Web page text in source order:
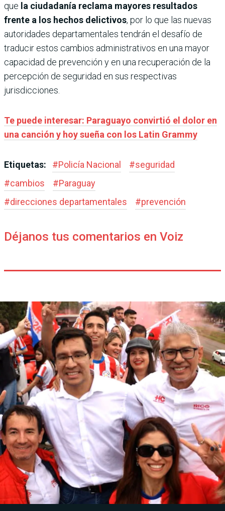
que la ciudadanía reclama mayores resultados
frente a los hechos delictivos, por lo que las nuevas
autoridades departamentales tendrán el desafío de
traducir estos cambios administrativos en una mayor
capacidad de prevención y en una recuperación de la
percepción de seguridad en sus respectivas
jurisdicciones.
Te puede interesar: Paraguayo convirtió el dolor en
una canción y hoy sueña con los Latin Grammy
Etiquetas: #Policía Nacional #seguridad
#cambios #Paraguay
#direcciones departamentales #prevención
Déjanos tus comentarios en Voiz